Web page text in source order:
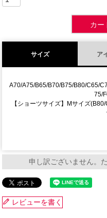
カー
サイズ ア
A70/A75/B65/B70/B75/B80/C65/
75/
【ショーツサイズ】Mサイズ
申し訳ございません。
レビューを書く